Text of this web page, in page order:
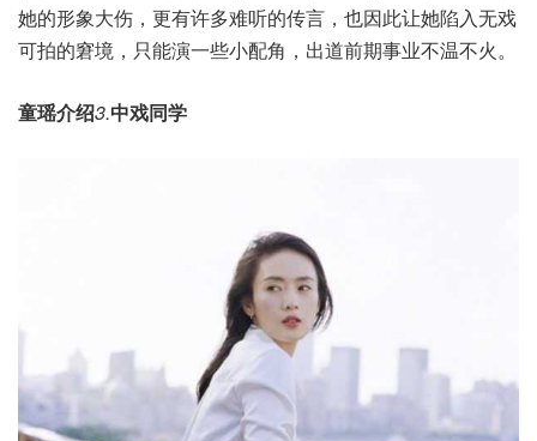
她的形象大伤，更有许多难听的传言，也因此让她陷入无戏
可拍的窘境，只能演一些小配角，出道前期事业不温不火。
童瑶介绍3.中戏同学